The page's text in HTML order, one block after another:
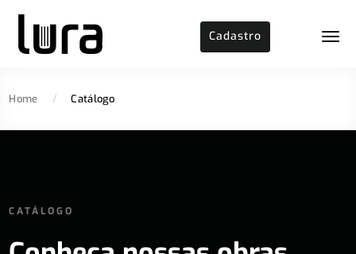
Cadastro
Home / Catálogo
CATÁLOGO